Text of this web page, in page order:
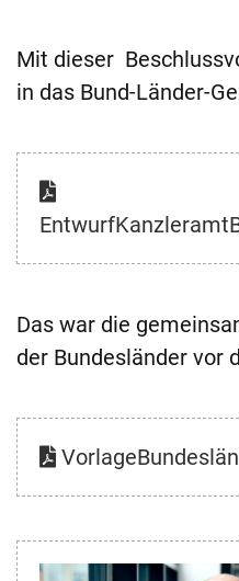
Mit dieser
in das Bund-Länder-
Das war die
der Bundesländer vor